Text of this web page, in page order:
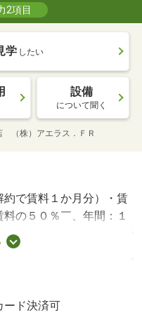
2項目
学 したい
設備
について聞く
（株）アエラス．ＦＲ
で賃料１か月分）・賃
の５０％￣、年間：１
替手数料込み））・オ
ＩＮＥでのご相談も可
せた方法（店頭、オン
す/室内清掃費用 44000
ード決済可